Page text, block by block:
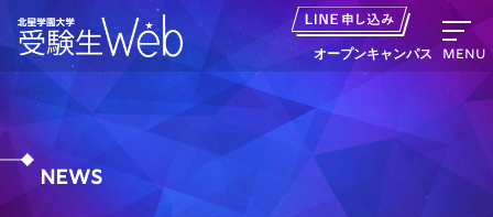
オープンキャンパス MENU
資料請求
News